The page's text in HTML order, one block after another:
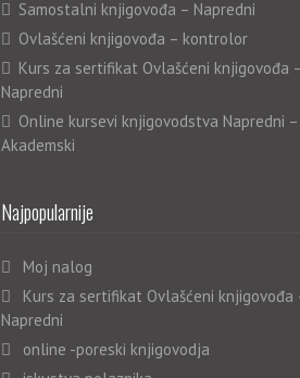
Samostalni knjigovođa – Napredni
Ovlašćeni knjigovođa – kontrolor
Kurs za sertifikat Ovlašćeni knjigovođa –
Napredni
Online kursevi knjigovodstva Napredni –
Akademski
Najpopularnije
Moj nalog
Kurs za sertifikat Ovlašćeni knjigovođa
Napredni
online -poreski knjigovodja